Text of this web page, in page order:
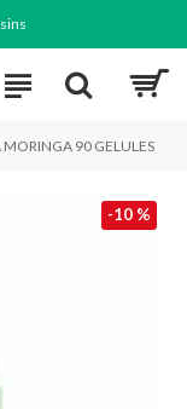
90 GELULES
-10 %